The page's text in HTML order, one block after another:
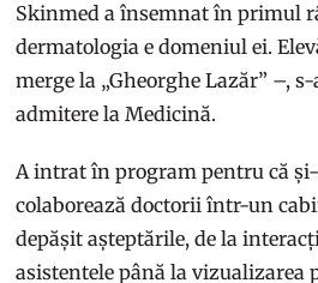
Skinmed a însemnat în primul
dermatologia e domeniul ei.
merge la „Gheorghe Lazăr” –,
admitere la Medicină.
A intrat în program pentru că
colaborează doctorii într-un
depășit așteptările, de la
asistentele până la vizualizarea